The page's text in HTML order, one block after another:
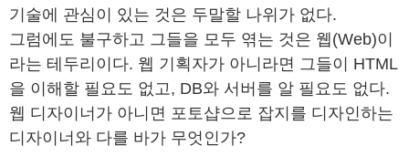
기술에 관심이 있는 것은 두말할 나위가 없다.
그럼에도 불구하고 그들을 모두 엮는 것은 웹(Web)이
라는 테두리이다. 웹 기획자가 아니라면 그들이 HTML
을 이해할 필요도 없고, DB와 서버를 알 필요도 없다.
웹 디자이너가 아니면 포토샵으로 잡지를 디자인하는
디자이너와 다를 바가 무엇인가?